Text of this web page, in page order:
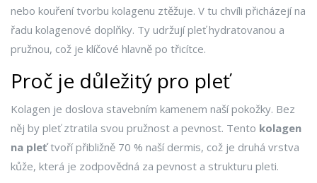
nebo kouření tvorbu kolagenu ztěžuje. V tu chvíli přicházejí na
řadu kolagenové doplňky. Ty udržují pleť hydratovanou a
pružnou, což je klíčové hlavně po třicítce.
Proč je důležitý pro pleť
Kolagen je doslova stavebním kamenem naší pokožky. Bez
něj by pleť ztratila svou pružnost a pevnost. Tento kolagen
na pleťtvoří přibližně 70 % naší dermis, což je druhá vrstva
kůže, která je zodpovědná za pevnost a strukturu pleti.